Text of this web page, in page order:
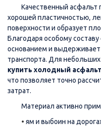
Качественный асфальт
хорошей пластичностью,
поверхности и образует
Благодаря особому
основанием и выдерживает
транспорта. Для
купить холодный
что позволяет точно
затрат.
Материал активно
• ям и выбоин на